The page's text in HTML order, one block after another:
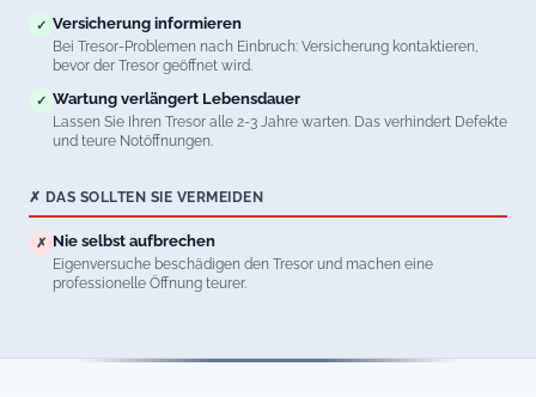
✓ Versicherung informieren
Bei Tresor-Problemen nach Einbruch: Versicherung kontaktieren,
bevor der Tresor geöffnet wird.
✓ Wartung verlängert Lebensdauer
Lassen Sie Ihren Tresor alle 2-3 Jahre warten. Das verhindert Defekte
und teure Notöffnungen.
✗ DAS SOLLTEN SIE VERMEIDEN
✗ Nie selbst aufbrechen
Eigenversuche beschädigen den Tresor und machen eine
professionelle Öffnung teurer.